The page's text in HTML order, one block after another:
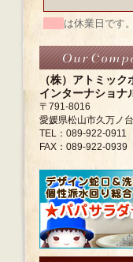
は休業日です。
（株）アトミック
インターナショナ
〒791-8016
愛媛県松山市久万ノ
TEL：089-922-0911
FAX：089-922-0939